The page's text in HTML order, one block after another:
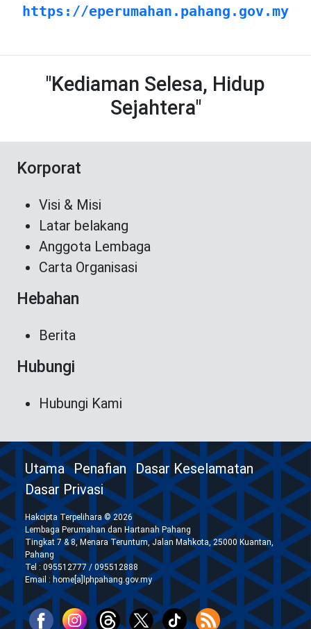
https://eperumahan.pahang.gov.my
"Kediaman Selesa, Hidup
Sejahtera"
Korporat
Visi & Misi
Latar belakang
Anggota Lembaga
Carta Organisasi
Hebahan
Berita
Hubungi
Hubungi Kami
Utama Penafian Dasar Keselamatan
Dasar Privasi
Hakcipta Terpelihara © 2026
Lembaga Perumahan dan Hartanah Pahang
Tingkat 7 & 8, Menara Teruntum, Jalan Mahkota, 25000 Kuantan,
Pahang
Tel : 095512777 / 095512888
Email : home[a]lphpahang.gov.my